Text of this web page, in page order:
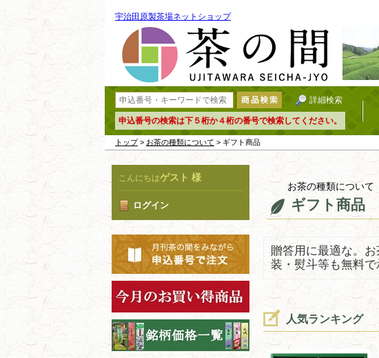
宇治田原製茶場ネットショップ
詳細検索
申込番号の検索は下５桁か４桁の番号で検索してください。
トップ> お茶の種類について > ギフト商品
こんにちはゲスト 様
ログイン
お茶の種類について
ギフト商品
贈答用に最適な。
装・熨斗等も無料で
人気ランキング